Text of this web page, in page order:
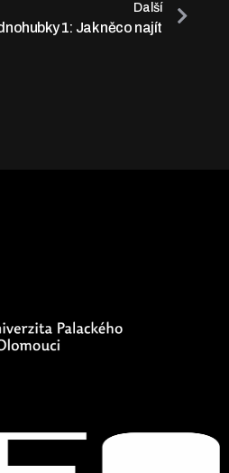
Další
1: Jak něco najít